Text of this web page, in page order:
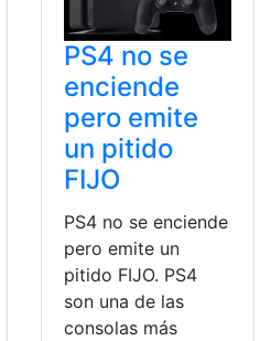
PS4 no se
enciende
pero emite
un pitido
FIJO
PS4 no se enciende
pero emite un
pitido FIJO. PS4
son una de las
consolas más